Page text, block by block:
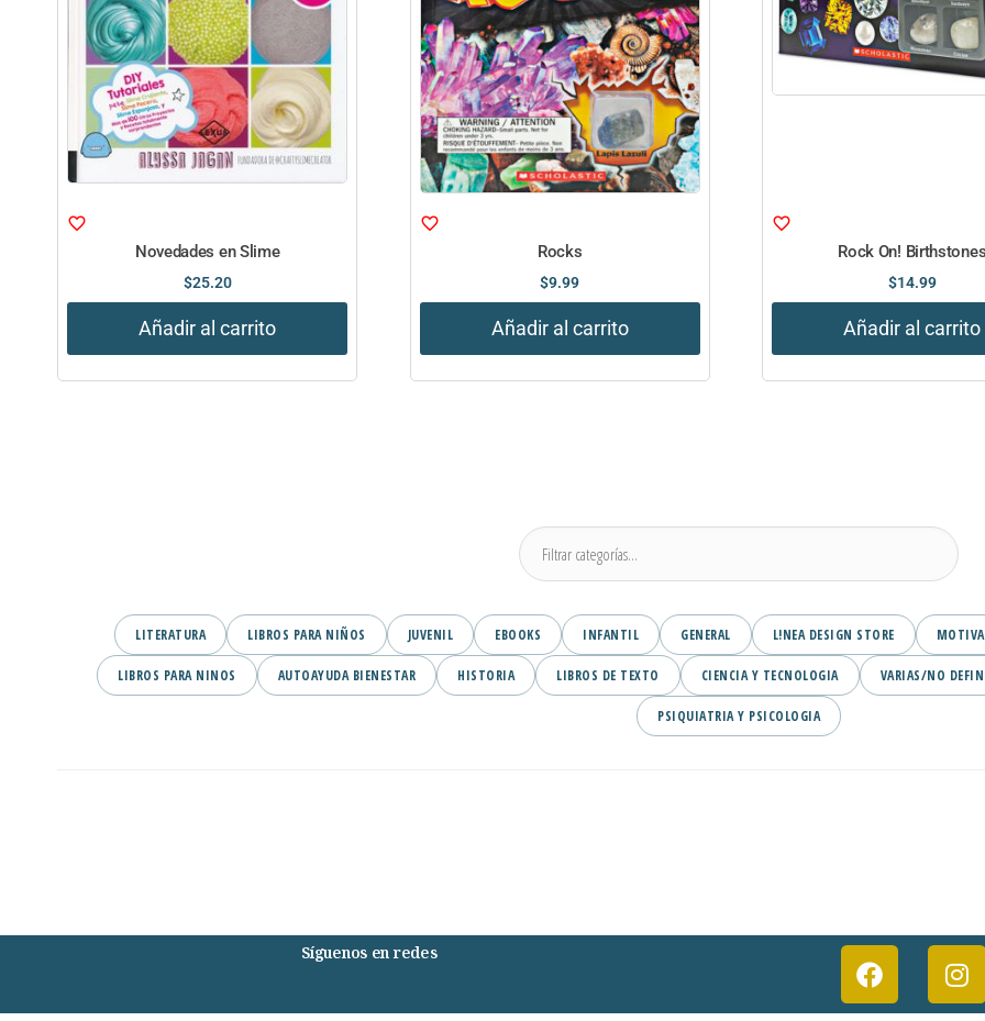
Novedades en Slime
$25.20
Añadir al carrito
Rocks
$9.99
Añadir al carrito
Rock On! Birthstones
$14.99
Añadir al carrito
LITERATURA LIBROS PARA NIÑOS JUVENIL EBOOKS INFANTIL GENERAL L!NEA DESIGN STORE
LIBROS PARA NINOS AUTOAYUDA BIENESTAR HISTORIA LIBROS DE TEXTO CIENCIA Y TECNOLOGIA VARIAS/NO
PSIQUIATRIA Y PSICOLOGIA
Síguenos en redes